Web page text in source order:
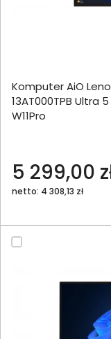
Komputer AiO
13AT000TPB Ultra
W11Pro
5 299,00
netto: 4 308,13 zł